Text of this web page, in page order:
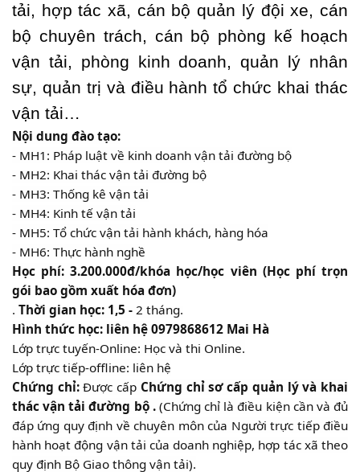
tải, hợp tác xã, cán bộ quản lý đội xe, cán
bộ chuyên trách, cán bộ phòng kế hoạch
vận tải, phòng kinh doanh, quản lý nhân
sự, quản trị và điều hành tổ chức khai thác
vận tải…
Nội dung đào tạo:
- MH1: Pháp luật về kinh doanh vận tải đường bộ
- MH2: Khai thác vận tải đường bộ
- MH3: Thống kê vận tải
- MH4: Kinh tế vận tải
- MH5: Tổ chức vận tải hành khách, hàng hóa
- MH6: Thực hành nghề
Học phí:3.200.000đ/khóa học/học viên (Học phí trọn
gói bao gồm xuất hóa đơn)
. Thời gian học: 1,5 - 2 tháng.
Hình thức học: liên hệ 0979868612 Mai Hà
Lớp trực tuyến-Online: Học và thi Online.
Lớp trực tiếp-offline: liên hệ
Chứng chỉ:Được cấp Chứng chỉ sơ cấp quản lý và khai
thác vận tải đường bộ .(Chứng chỉ là điều kiện cần và đủ
đáp ứng quy định về chuyên môn của Người trực tiếp điều
hành hoạt động vận tải của doanh nghiệp, hợp tác xã theo
quy định Bộ Giao thông vận tải).